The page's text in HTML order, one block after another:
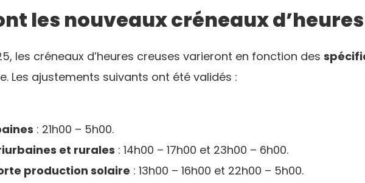
les nouveaux créneaux
les créneaux d’heures creuses varieront en fonction des
Les ajustements suivants ont été validés :
: 21h00 – 5h00.
et rurales : 14h00 – 17h00 et 23h00 – 6h00.
production solaire : 13h00 – 16h00 et 22h00 – 5h00.